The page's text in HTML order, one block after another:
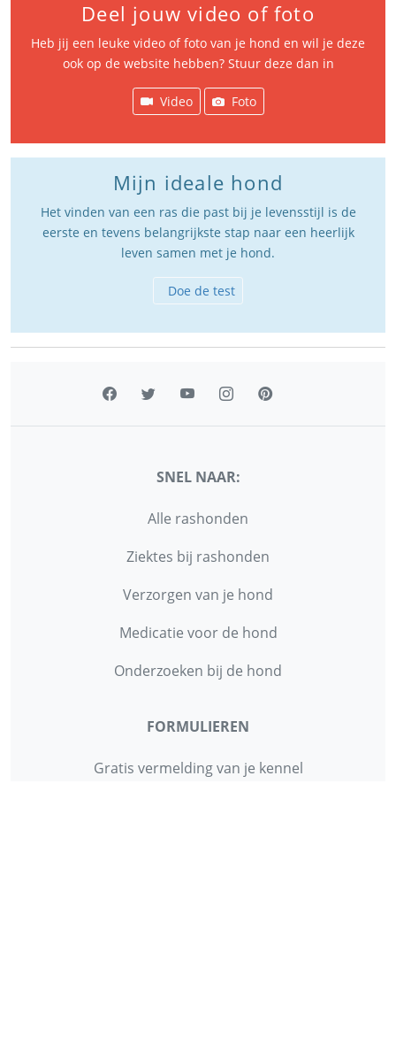
Deel jouw video of foto
Heb jij een leuke video of foto van je hond en wil je deze
ook op de website hebben? Stuur deze dan in
Video Foto
Mijn ideale hond
Het vinden van een ras die past bij je levensstijl is de
eerste en tevens belangrijkste stap naar een heerlijk
leven samen met je hond.
Doe de test
SNEL NAAR:
Alle rashonden
Ziektes bij rashonden
Verzorgen van je hond
Medicatie voor de hond
Onderzoeken bij de hond
FORMULIEREN
Gratis vermelding van je kennel